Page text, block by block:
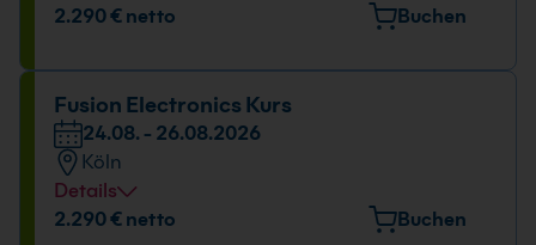
Veranstaltungsort
Datum und Uhrzeit
24.08. - 26.08.2026
09:00 - 16:00 Uhr
2.290 € netto Buchen
Fusion Electronics Kurs
24.08. - 26.08.2026
Köln
Details
Veranstaltungsort
2.290 € netto Buchen